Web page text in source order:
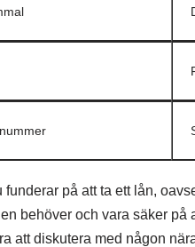
funderar på att ta ett lån,
behöver och vara säker
att diskutera med någon